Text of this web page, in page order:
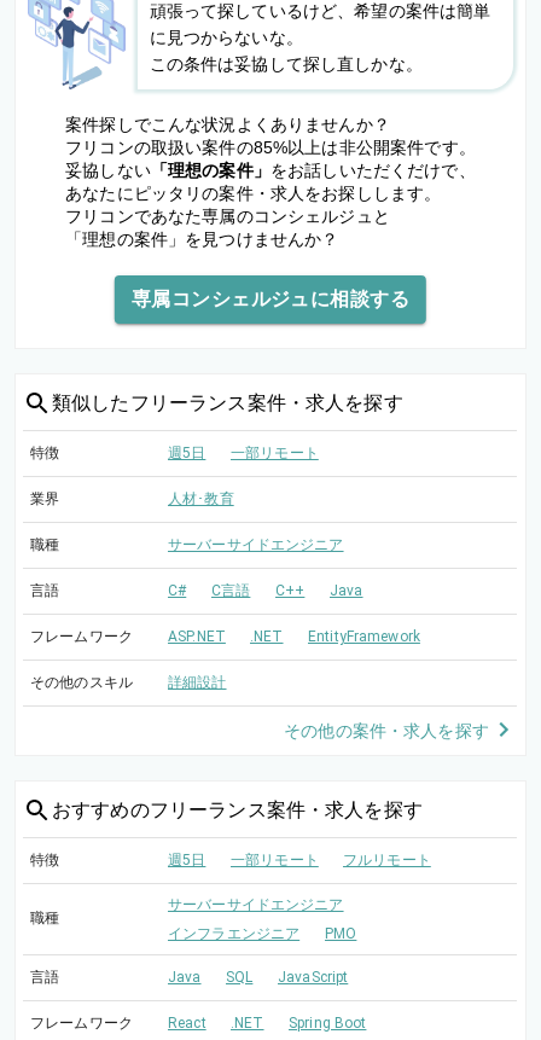
頑張って探しているけど、希望の案件は簡単
に見つからないな。
この条件は妥協して探し直しかな。
案件探しでこんな状況よくありませんか？
フリコンの取扱い案件の85%以上は非公開案件です。
妥協しない「理想の案件」 をお話しいただくだけで、
あなたにピッタリの案件・求人をお探しします。
フリコンであなた専属のコンシェルジュと
「理想の案件」を見つけませんか？
専属コンシェルジュに相談する
類似した フリーランス案件・求人を探す
特徴 週5日 一部リモート
業界 人材･教育
職種 サーバーサイドエンジニア
言語 C# C言語 C++ Java
フレームワーク ASP.NET .NET EntityFramework
その他のスキル 詳細設計
その他の案件・求人を探す
おすすめのフリーランス案件・求人を探す
特徴 週5日 一部リモート フルリモート
職種
サーバーサイドエンジニア
インフラエンジニア
PMO
言語 Java SQL JavaScript
フレームワーク React .NET Spring Boot